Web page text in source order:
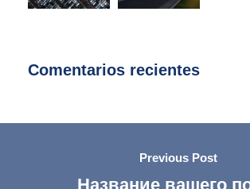
Comentarios recientes
Previous Post
Название вашего